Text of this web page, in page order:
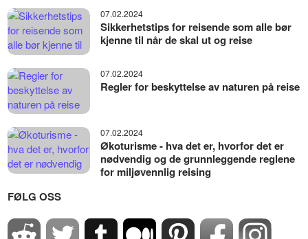
07.02.2024
Sikkerhetstips for reisende som alle bør
kjenne til når de skal ut og reise
07.02.2024
Regler for beskyttelse av naturen på reise
07.02.2024
Økoturisme - hva det er, hvorfor det er
nødvendig og de grunnleggende reglene
for miljøvennlig reising
FØLG OSS